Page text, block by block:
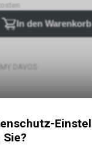
In den Warenkorb
DAVOS
Sessions durch
beim Climben
Unser